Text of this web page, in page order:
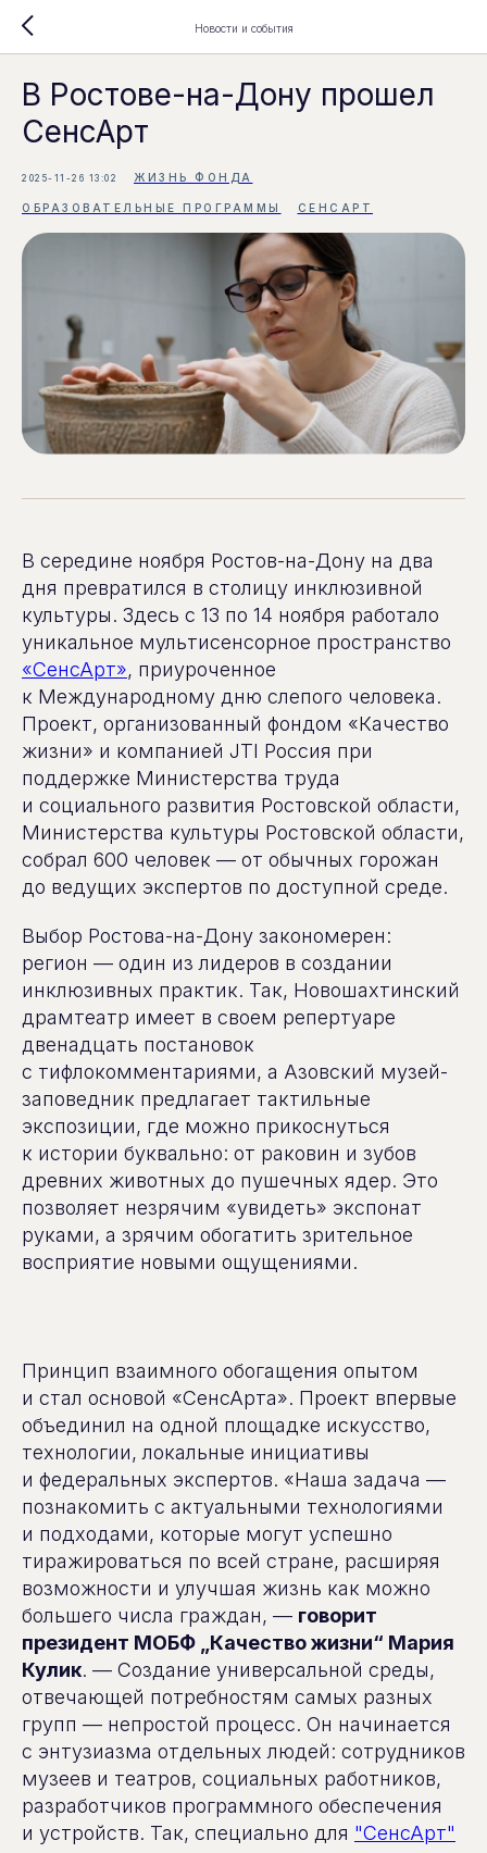
Новости и события
В Ростове-на-Дону прошел
СенсАрт
2025-11-26 13:02 ЖИЗНЬ ФОНДА
ОБРАЗОВАТЕЛЬНЫЕ ПРОГРАММЫ СЕНСАРТ
В середине ноября Ростов-на-Дону на два
дня превратился в столицу инклюзивной
культуры. Здесь с 13 по 14 ноября работало
уникальное мультисенсорное пространство
«СенсАрт», приуроченное
к Международному дню слепого человека.
Проект, организованный фондом «Качество
жизни» и компанией JTI Россия при
поддержке Министерства труда
и социального развития Ростовской области,
Министерства культуры Ростовской области,
собрал 600 человек — от обычных горожан
до ведущих экспертов по доступной среде.
Выбор Ростова-на-Дону закономерен:
регион — один из лидеров в создании
инклюзивных практик. Так, Новошахтинский
драмтеатр имеет в своем репертуаре
двенадцать постановок
с тифлокомментариями, а Азовский музей-
заповедник предлагает тактильные
экспозиции, где можно прикоснуться
к истории буквально: от раковин и зубов
древних животных до пушечных ядер. Это
позволяет незрячим «увидеть» экспонат
руками, а зрячим обогатить зрительное
восприятие новыми ощущениями.
Принцип взаимного обогащения опытом
и стал основой «СенсАрта». Проект впервые
объединил на одной площадке искусство,
технологии, локальные инициативы
и федеральных экспертов. «Наша задача —
познакомить с актуальными технологиями
и подходами, которые могут успешно
тиражироваться по всей стране, расширяя
возможности и улучшая жизнь как можно
большего числа граждан, — говорит
президент МОБФ „Качество жизни“ Мария
Кулик. — Создание универсальной среды,
отвечающей потребностям самых разных
групп — непростой процесс. Он начинается
с энтузиазма отдельных людей: сотрудников
музеев и театров, социальных работников,
разработчиков программного обеспечения
и устройств. Так, специально для "СенсАрт"